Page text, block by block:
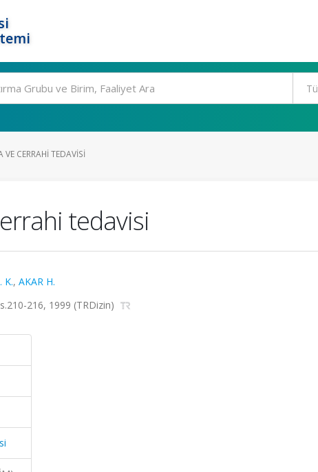
CERRAHI TEDAVISI
tedavisi
K., AKAR H.
216, 1999 (TRDizin)